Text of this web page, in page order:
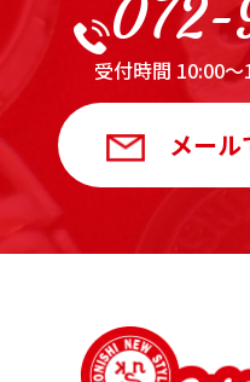
072-
受付時間 10:00～
メー